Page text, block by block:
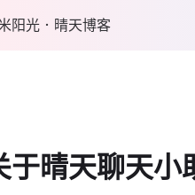
阳光·晴天博客
于晴天聊天小